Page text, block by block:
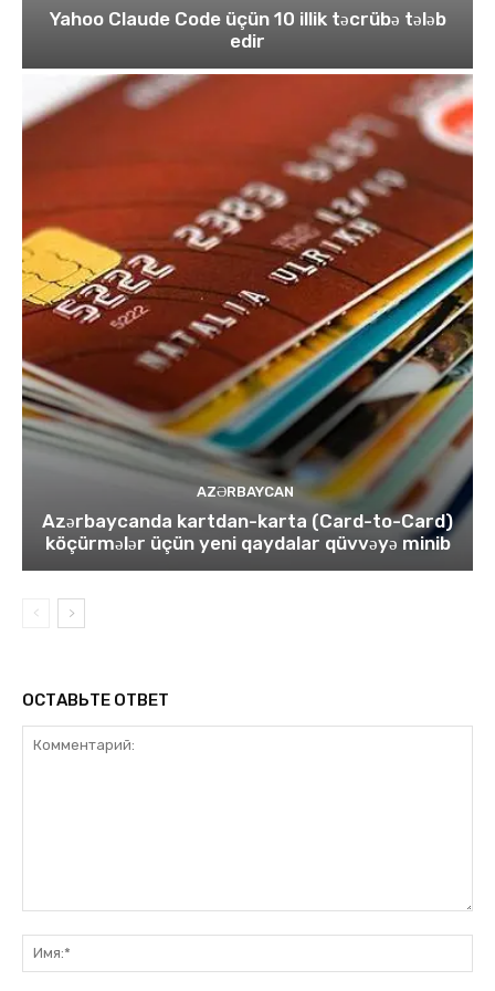
Yahoo Claude Code üçün 10 illik təcrübə tələb
edir
AZƏRBAYCAN
Azərbaycanda kartdan-karta (Card-to-Card)
köçürmələr üçün yeni qaydalar qüvvəyə minib
ОСТАВЬТЕ ОТВЕТ